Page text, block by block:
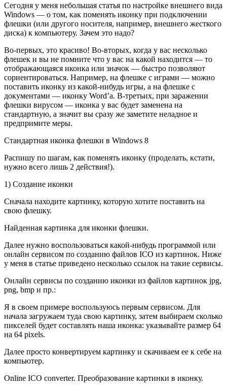
Сегодня у меня небольшая статья по настройке внешнего вида
Windows — о том, как поменять иконку при подключении
флешки (или другого носителя, например, внешнего жесткого
диска) к компьютеру. Зачем это надо?
Во-первых, это красиво! Во-вторых, когда у вас несколько
флешек и вы не помните что у вас на какой находится — то
отображающаяся иконка или значок — быстро позволяют
сориентироваться. Например, на флешке с играми — можно
поставить иконку из какой-нибудь игры, а на флешке с
документами — иконку Word’a. В-третьих, при заражении
флешки вирусом — иконка у вас будет заменена на
стандартную, а значит вы сразу же заметите неладное и
предпримите меры.
Стандартная иконка флешки в Windows 8
Распишу по шагам, как поменять иконку (проделать, кстати,
нужно всего лишь 2 действия!).
1) Создание иконки
Сначала находите картинку, которую хотите поставить на
свою флешку.
Найденная картинка для иконки флешки.
Далее нужно воспользоваться какой-нибудь программой или
онлайн сервисом по созданию файлов ICO из картинок. Ниже
у меня в статье приведено несколько ссылок на такие сервисы.
Онлайн сервисы по созданию иконки из файлов картинок jpg,
png, bmp и пр.:
Я в своем примере воспользуюсь первым сервисом. Для
начала загружаем туда свою картинку, затем выбираем сколько
пикселей будет составлять наша иконка: указывайте размер 64
на 64 pixels.
Далее просто конвертируем картинку и скачиваем ее к себе на
компьютер.
Online ICO converter. Преобразование картинки в иконку.